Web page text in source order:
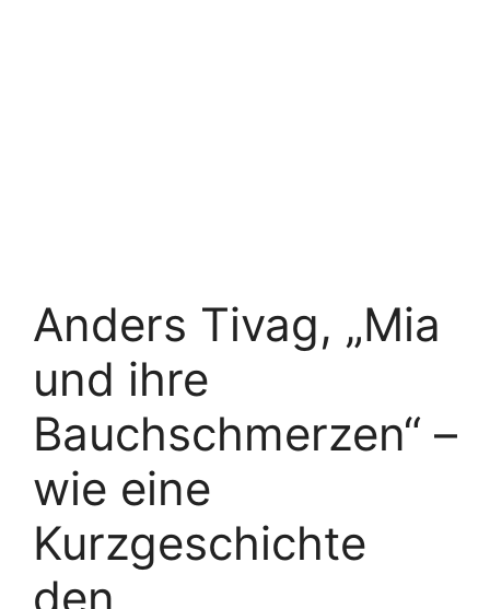
Anders Tivag, „Mia
und ihre
Bauchschmerzen“ –
wie eine
Kurzgeschichte
den